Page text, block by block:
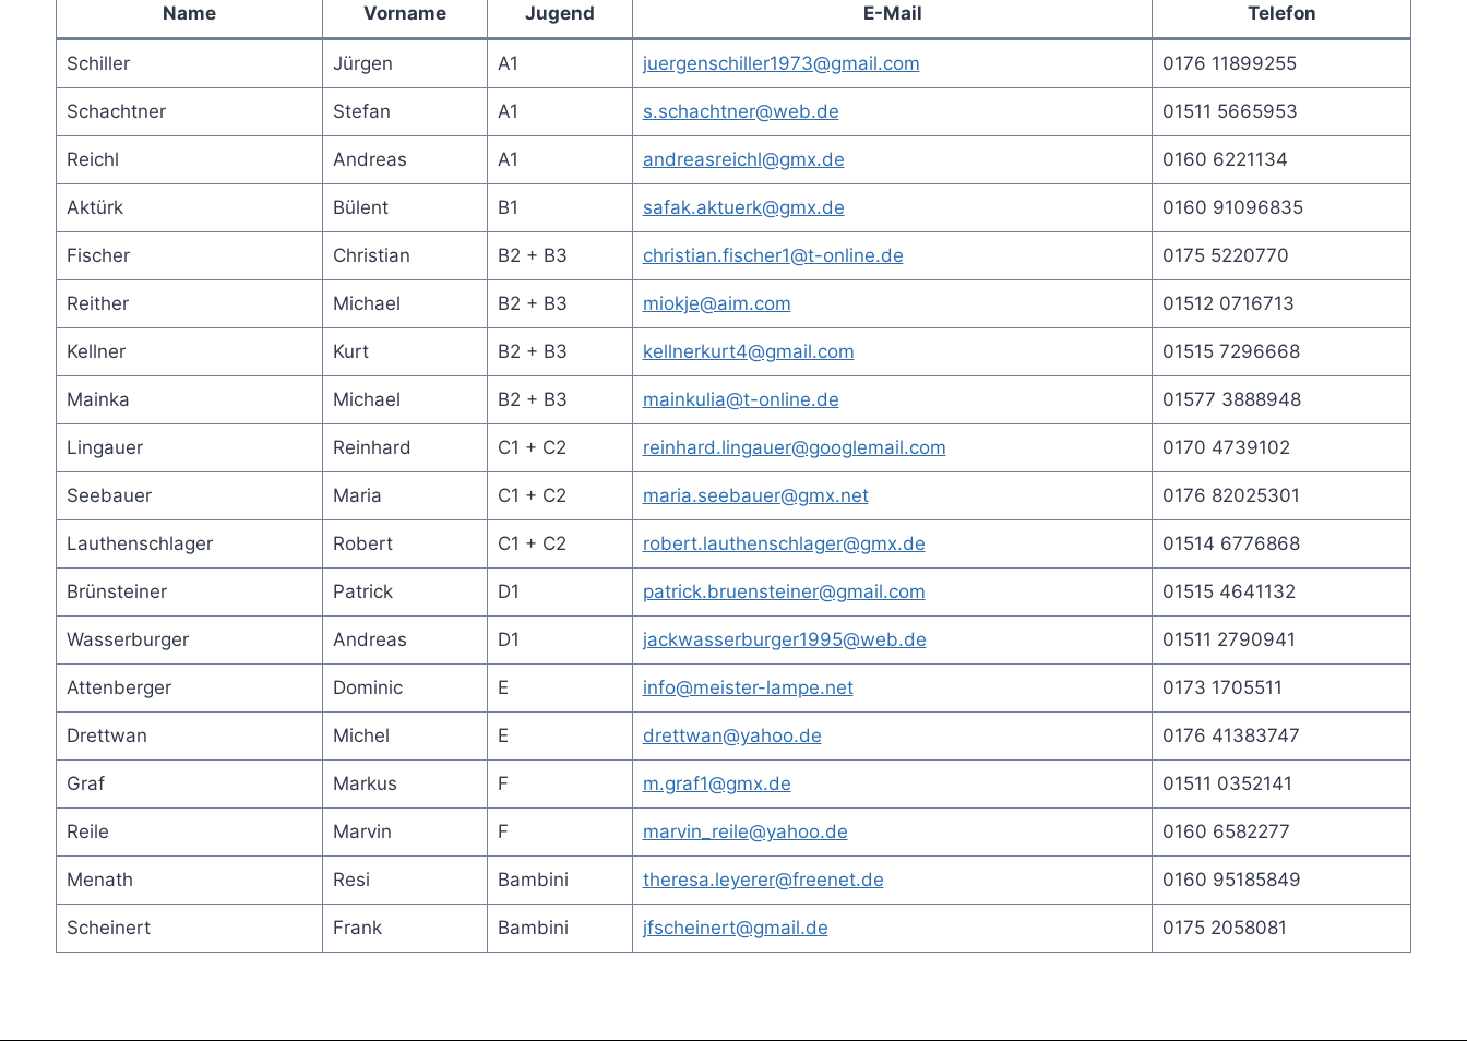
Name Vorname Jugend E-Mail Telefon
Schiller Jürgen A1 juergenschiller1973@gmail.com 0176 11899255
Schachtner Stefan A1 s.schachtner@web.de 01511 5665953
Reichl Andreas A1 andreasreichl@gmx.de 0160 6221134
Aktürk Bülent B1 safak.aktuerk@gmx.de 0160 91096835
Fischer Christian B2 + B3 christian.fischer1@t-online.de 0175 5220770
Reither Michael B2 + B3 miokje@aim.com 01512 0716713
Kellner Kurt B2 + B3 kellnerkurt4@gmail.com 01515 7296668
Mainka Michael B2 + B3 mainkulia@t-online.de 01577 3888948
Lingauer Reinhard C1 + C2 reinhard.lingauer@googlemail.com 0170 4739102
Seebauer Maria C1 + C2 maria.seebauer@gmx.net 0176 82025301
Lauthenschlager Robert C1 + C2 robert.lauthenschlager@gmx.de 01514 6776868
Brünsteiner Patrick D1 patrick.bruensteiner@gmail.com 01515 4641132
Wasserburger Andreas D1 jackwasserburger1995@web.de 01511 2790941
Attenberger Dominic E info@meister-lampe.net 0173 1705511
Drettwan Michel E drettwan@yahoo.de 0176 41383747
Graf Markus F m.graf1@gmx.de 01511 0352141
Reile Marvin F marvin_reile@yahoo.de 0160 6582277
Menath Resi Bambini theresa.leyerer@freenet.de 0160 95185849
Scheinert Frank Bambini jfscheinert@gmail.de 0175 2058081